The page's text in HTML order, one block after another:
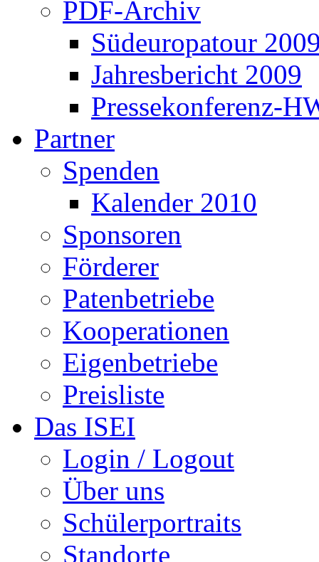
PDF-Archiv
Südeuropatour
Jahresbericht 2009
Pressekonferenz-
Partner
Spenden
Kalender 2010
Sponsoren
Förderer
Patenbetriebe
Kooperationen
Eigenbetriebe
Preisliste
Das ISEI
Login / Logout
Über uns
Schülerportraits
Standorte